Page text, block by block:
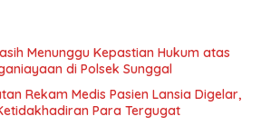
Menunggu Kepastian Hukum atas
di Polsek Sunggal
Rekam Medis Pasien Lansia Digelar,
Para Tergugat